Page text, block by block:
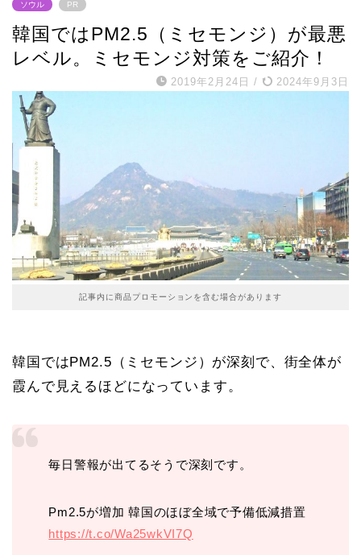
ソウル PR
韓国ではPM2.5（ミセモンジ）が最悪
レベル。ミセモンジ対策をご紹介！
2019年2月24日 / 2024年9月3日
記事内に商品プロモーションを含む場合があります
韓国ではPM2.5（ミセモンジ）が深刻で、街全体が
霞んで見えるほどになっています。
毎日警報が出てるそうで深刻です。
Pm2.5が増加 韓国のほぼ全域で予備低減措置
https://t.co/Wa25wkVI7Q